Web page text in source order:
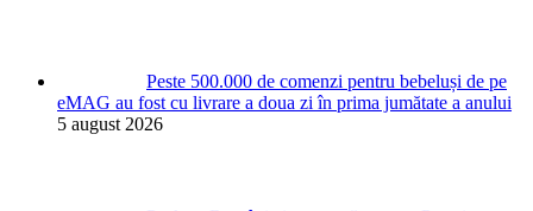
Peste 500.000 de comenzi pentru bebeluși de pe
eMAG au fost cu livrare a doua zi în prima jumătate a anului
5 august 2026